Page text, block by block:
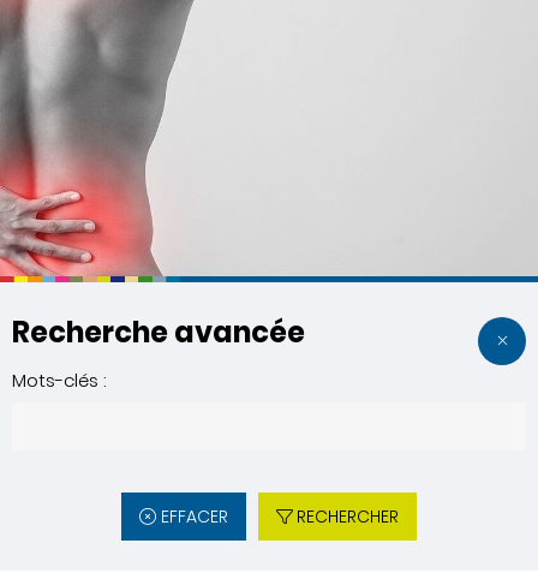
Recherche avancée
Mots-clés :
EFFACER RECHERCHER